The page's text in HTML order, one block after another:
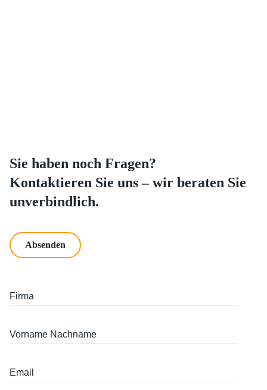
Sie haben noch Fragen?
Kontaktieren Sie uns –wir beraten Sie
unverbindlich.
Absenden